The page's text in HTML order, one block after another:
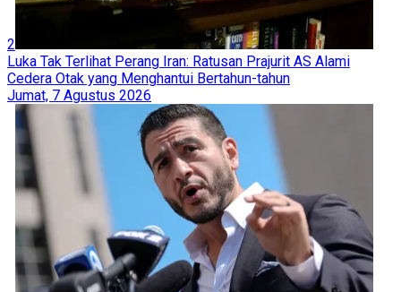
2
Luka Tak Terlihat Perang Iran: Ratusan Prajurit AS Alami
Cedera Otak yang Menghantui Bertahun-tahun
Jumat, 7 Agustus 2026